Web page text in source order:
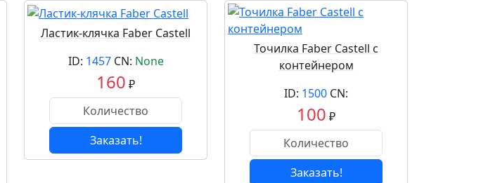
Ластик-клячка Faber Castell
ID: 1457CN: None
160 ₽
Заказать!
Точилка Faber Castell с
контейнером
ID: 1500 CN:
100 ₽
Заказать!